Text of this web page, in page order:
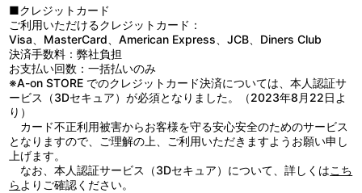
Swarovski（R）はSwarovski AGの登録商標です。
生産国：中国
【スクエア缶バッジ】
サイズ：約 80mm×53mm
素材：紙・ブリキ
生産国：日本
【A3クリアポスター】
サイズ：約 420mm×297mm
素材：PP
生産国：日本
り、ラブライブ！シリーズ9周年を記念した彼方のグッズセットが
登場！
描き下ろしイラストを使用したA3クリアポスター・スクエア缶バッ
ジに、そのイラストとペアになるブレスレットを加えた豪華3点セ
ットです！
彼方とおそろいのブレスレットで、シリーズ9周年をお祝いしよ
う！
【使用上の注意】
《ブレスレット》
●本製品の対象年齢は15才以上です。15才未満のお子さまには絶対
に与えないでください。
●本来の用途以外で使用しないでください。
■クレジットカード
ご利用いただけるクレジットカード：
Visa、MasterCard、American Express、JCB、Diners Club
決済手数料：弊社負担
お支払い回数：一括払いのみ
※A-on STORE でのクレジットカード決済については、本人認証サ
ービス（3Dセキュア）が必須となりました。（2023年8月22日よ
り）
カード不正利用被害からお客様を守る安心安全のためのサービス
となりますので、ご理解の上、ご利用いただきますようお願い申し
上げます。
なお、本人認証サービス（3Dセキュア）について、詳しくはこち
ら よりご確認ください。